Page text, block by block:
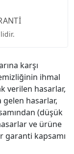
karşı
ihmal
verilen hasarlar,
gelen hasarlar,
(düşük
ve ürüne
garanti kapsamı